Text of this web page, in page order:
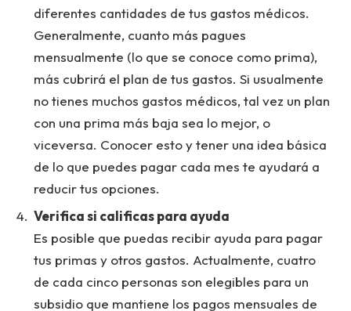
diferentes cantidades de tus gastos médicos.
Generalmente, cuanto más pagues
mensualmente (lo que se conoce como prima),
más cubrirá el plan de tus gastos. Si usualmente
no tienes muchos gastos médicos, tal vez un plan
con una prima más baja sea lo mejor, o
viceversa. Conocer esto y tener una idea básica
de lo que puedes pagar cada mes te ayudará a
reducir tus opciones.
Verifica si calificas para ayuda
Es posible que puedas recibir ayuda para pagar
tus primas y otros gastos. Actualmente, cuatro
de cada cinco personas son elegibles para un
subsidio que mantiene los pagos mensuales de